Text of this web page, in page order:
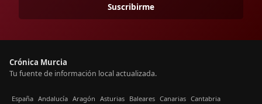
Suscribirme
Crónica Murcia
Tu fuente de información local actualizada.
España Andalucía Aragón Asturias Baleares Canarias Cantabria